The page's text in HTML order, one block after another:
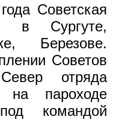
Советская
в Сургуте,
Березове.
Советов
отряда
на пароходе
командой